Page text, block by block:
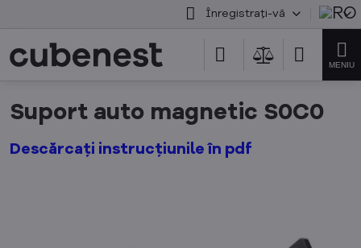
Înregistrați-vă
Suport auto magnetic S0C0
Descărcați instrucțiunile în pdf